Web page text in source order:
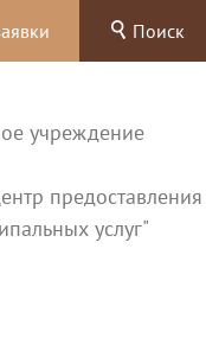
Поиск
учреждение
предоставления
услуг"